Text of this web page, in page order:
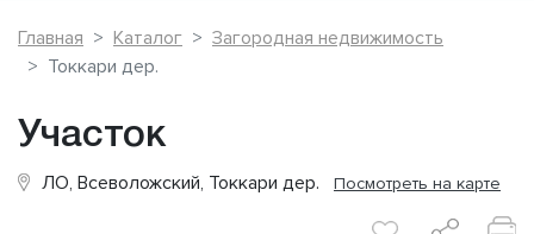
Главная Каталог
Загородная недвижимость
Токкари дер.
Участок
ЛО, Всеволожский, Токкари дер. Посмотреть на карте